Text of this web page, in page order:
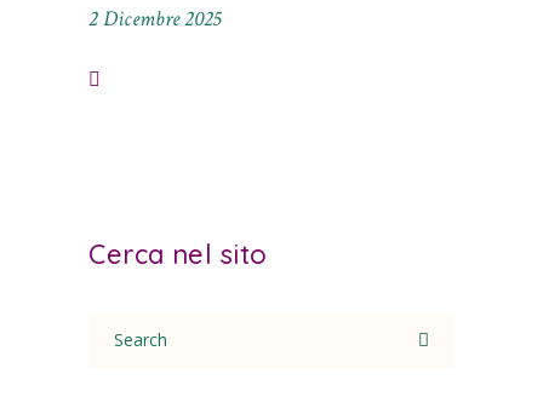
2 Dicembre 2025
Cerca nel sito
for: